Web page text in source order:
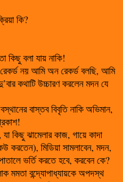
কি?
কিছু বলা যায় নাকি!
নয় আমি অন রেকর্ড বলছি, আমি
কথাটি উচ্চারণ করলেন মদন যে
বাস্তব বিবৃতি নাকি অভিমান,
কিছু ঝামেলার কাজ, গায়ে কাদা
মিডিয়া সামলাবেন, মদন,
ভর্তি করতে হবে, করবেন কে?
মমতা বন্দ্যোপাধ্যায়কে অপদস্থ